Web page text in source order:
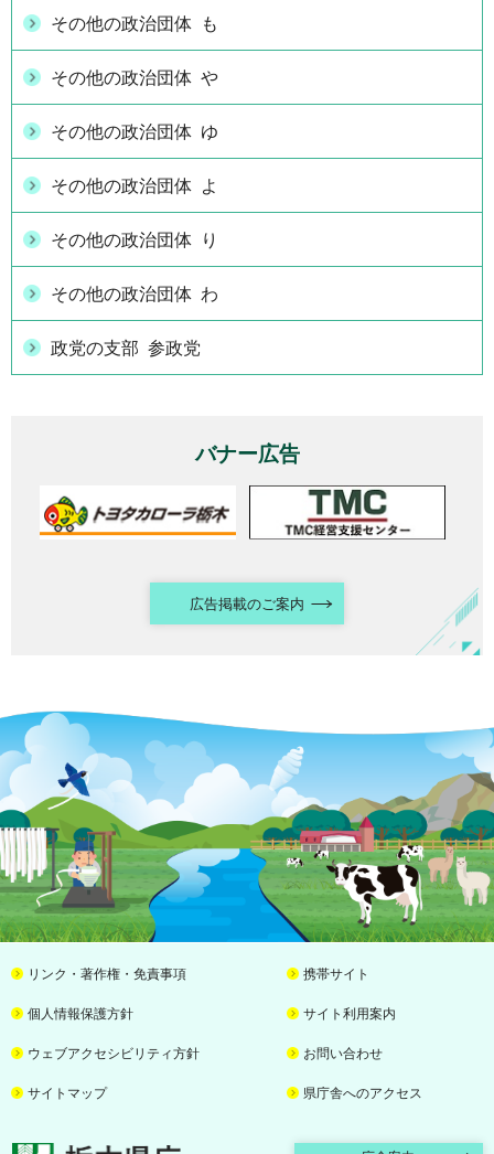
その他の政治団体 も
その他の政治団体 や
その他の政治団体 ゆ
その他の政治団体 よ
その他の政治団体 り
その他の政治団体 わ
政党の支部 参政党
バナー広告
広告掲載のご案内
リンク・著作権・免責事項 携帯サイト
個人情報保護方針 サイト利用案内
ウェブアクセシビリティ方針 お問い合わせ
サイトマップ 県庁舎へのアクセス